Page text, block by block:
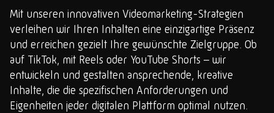
Mit unseren innovativen Videomarketing-Strategien
verleihen wir Ihren Inhalten eine einzigartige Präsenz
und erreichen gezielt Ihre gewünschte Zielgruppe. Ob
auf TikTok, mit Reels oder YouTube Shorts – wir
entwickeln und gestalten ansprechende, kreative
Inhalte, die die spezifischen Anforderungen und
Eigenheiten jeder digitalen Plattform optimal nutzen.